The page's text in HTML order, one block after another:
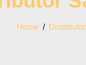
Home /